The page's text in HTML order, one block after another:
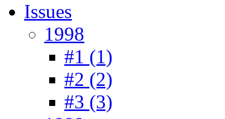
Issues
1998
#1 (1)
#2 (2)
#3 (3)